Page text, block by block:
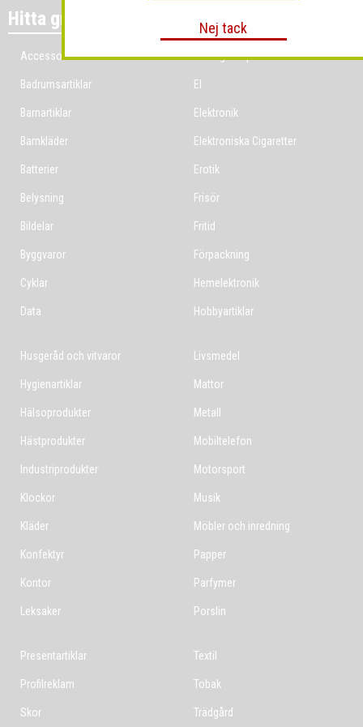
Hitta grossist per bransch
Accessoarer
Badrumsartiklar
Barnartiklar
Barnkläder
Batterier
Belysning
Bildelar
Byggvaror
Cyklar
Data
Ekologiska produkter
El
Elektronik
Elektroniska Cigaretter
Erotik
Frisör
Fritid
Förpackning
Hemelektronik
Hobbyartiklar
Husgeråd och vitvaror
Hygienartiklar
Hälsoprodukter
Hästprodukter
Industriprodukter
Klockor
Kläder
Konfektyr
Kontor
Leksaker
Livsmedel
Mattor
Metall
Mobiltelefon
Motorsport
Musik
Möbler och inredning
Papper
Parfymer
Porslin
Presentartiklar
Profilreklam
Skor
Textil
Tobak
Trädgård
Nej tack